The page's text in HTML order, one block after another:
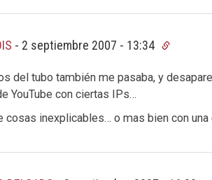
- 2 septiembre 2007 - 13:34
del tubo también me pasaba, y
YouTube con ciertas IPs…
cosas inexplicables… o mas bien con